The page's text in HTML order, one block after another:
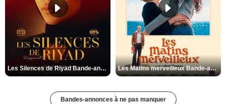
Les Silences de Riyad Bande-annonce VO STFR Les Matins merveilleux Bande-annonce VF
Bandes-annonces à ne pas manquer